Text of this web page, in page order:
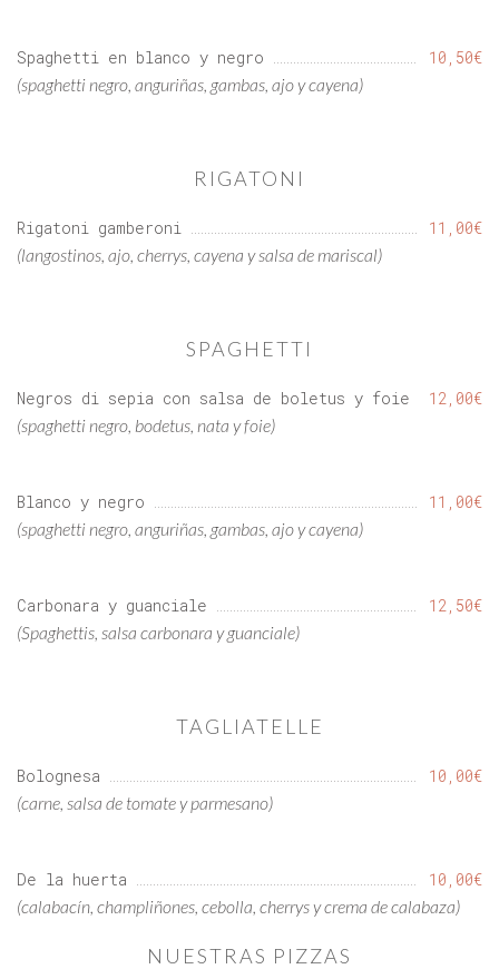
Spaghetti en blanco y negro
10,50€
(spaghetti negro, anguriñas, gambas, ajo y cayena)
RIGATONI
Rigatoni gamberoni
11,00€
(langostinos, ajo, cherrys, cayena y salsa de mariscal)
SPAGHETTI
Negros di sepia con salsa de boletus y foie
12,00€
(spaghetti negro, bodetus, nata y foie)
Blanco y negro
11,00€
(spaghetti negro, anguriñas, gambas, ajo y cayena)
Carbonara y guanciale
12,50€
(Spaghettis, salsa carbonara y guanciale)
TAGLIATELLE
Bolognesa
10,00€
(carne, salsa de tomate y parmesano)
De la huerta
10,00€
(calabacín, champliñones, cebolla, cherrys y crema de calabaza)
NUESTRAS PIZZAS